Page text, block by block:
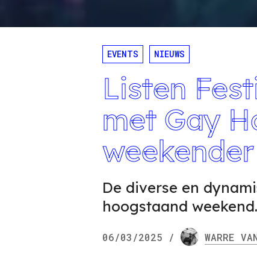
EVENTS NIEUWS
Listen
met Gay
De diverse en
hoogstaand weekend.
06/03/2025 / WARRE